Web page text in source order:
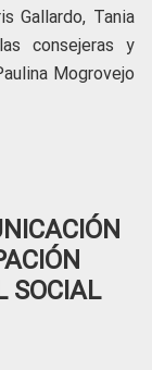
Gallardo, Tania
consejeras y
Mogrovejo
SOCIAL